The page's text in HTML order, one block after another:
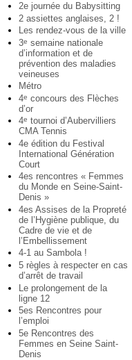
2e journée du Babysitting
2 assiettes anglaises, 2 !
Les rendez-vous de la ville
3e semaine nationale
d’information et de
prévention des maladies
veineuses
Métro
4e concours des Flèches
d’or
4e tournoi d’Aubervilliers
CMA Tennis
4e édition du Festival
International Génération
Court
4es rencontres « Femmes
du Monde en Seine-Saint-
Denis »
4es Assises de la Propreté
de l’Hygiène publique, du
Cadre de vie et de
l’Embellissement
4-1 au Sambola !
5 règles à respecter en cas
d’arrêt de travail
Le prolongement de la
ligne 12
5es Rencontres pour
l’emploi
5e Rencontres des
Femmes en Seine Saint-
Denis